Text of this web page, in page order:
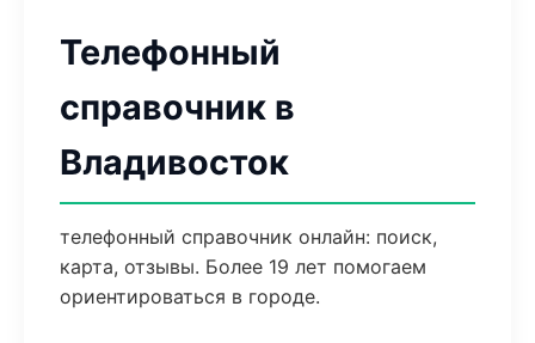
Телефонный
справочник в
Владивосток
телефонный справочник онлайн: поиск,
карта, отзывы. Более 19 лет помогаем
ориентироваться в городе.